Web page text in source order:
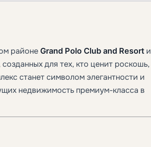
районе Grand Polo Club and Resort и
для тех, кто ценит роскошь,
станет символом элегантности и
недвижимость премиум-класса в